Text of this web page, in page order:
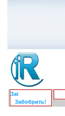
Забобрить!